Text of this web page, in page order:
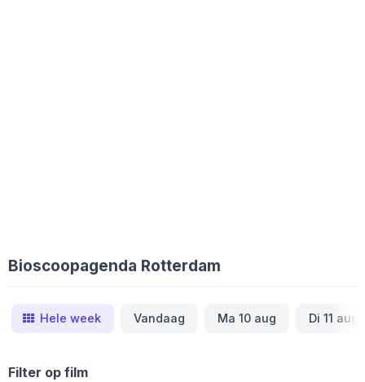
Bioscoopagenda Rotterdam
Hele week Vandaag Ma 10 aug Di 11 aug
Filter op film